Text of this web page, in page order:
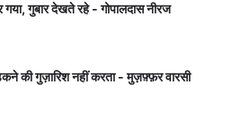
गया, गुबार देखते रहे - गोपालदास नीरज
की गुज़ारिश नहीं करता - मुज़फ़्फ़र वारसी